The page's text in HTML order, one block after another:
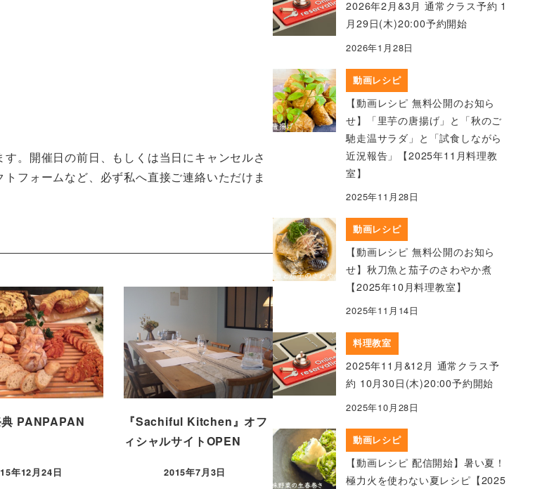
。開催日の前日、もしくは当日にキャンセルさ
フォームなど、必ず私へ直接ご連絡いただけま
PANPAPAN
年12月24日
『Sachiful Kitchen』オフ
ィシャルサイトOPEN
2015年7月3日
2026年2月&3月 通常クラス予約 1
月29日(木)20:00予約開始
2026年1月28日
動画レシピ
【動画レシピ 無料公開のお知ら
せ】「里芋の唐揚げ」と「秋のご
馳走温サラダ」と「試食しながら
近況報告」【2025年11月料理教
室】
2025年11月28日
動画レシピ
【動画レシピ 無料公開のお知ら
せ】秋刀魚と茄子のさわやか煮
【2025年10月料理教室】
2025年11月14日
料理教室
2025年11月&12月 通常クラス予
約 10月30日(木)20:00予約開始
2025年10月28日
動画レシピ
【動画レシピ 配信開始】暑い夏！
極力火を使わない夏レシピ【2025